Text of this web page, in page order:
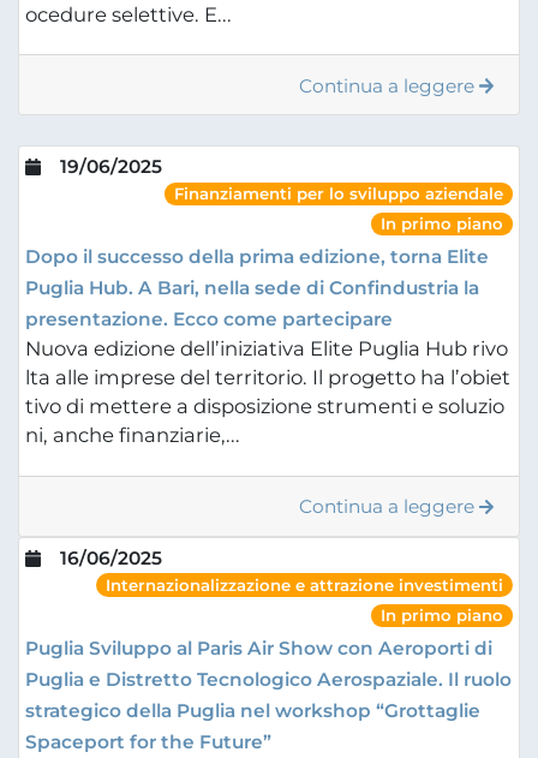
ocedure selettive. E...
Continua a leggere
19/06/2025
Finanziamenti per lo sviluppo aziendale
In primo piano
Dopo il successo della prima edizione, torna Elite
Puglia Hub. A Bari, nella sede di Confindustria la
presentazione. Ecco come partecipare
Nuova edizione dell’iniziativa Elite Puglia Hub rivo
lta alle imprese del territorio. Il progetto ha l’obiet
tivo di mettere a disposizione strumenti e soluzio
ni, anche finanziarie,...
Continua a leggere
16/06/2025
Internazionalizzazione e attrazione investimenti
In primo piano
Puglia Sviluppo al Paris Air Show con Aeroporti di
Puglia e Distretto Tecnologico Aerospaziale. Il ruolo
strategico della Puglia nel workshop “Grottaglie
Spaceport for the Future”